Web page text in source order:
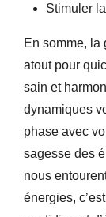
Stimuler la
En somme,
atout pour
sain et
dynamiques
phase avec
sagesse des
nous
énergies,